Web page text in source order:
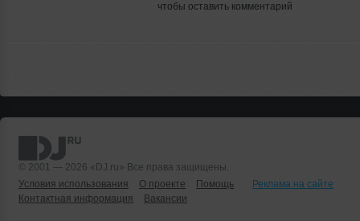
чтобы оставить комментарий
© 2001 — 2026 «DJ.ru» Все права защищены.
Условия использования
О проекте Помощь
Реклама на сайте
Контактная информация
Вакансии